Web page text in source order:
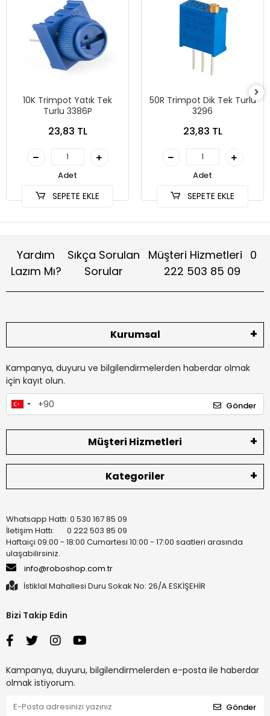
10K Trimpot Yatık Tek
Turlu 3386P
23,83 TL
Adet
SEPETE EKLE
50R Trimpot Dik Tek Turlu
3296
23,83 TL
Adet
SEPETE EKLE
Yardım
Lazım Mı?
Sıkça Sorulan
Sorular
Müşteri Hizmetleri 0
222 503 85 09
Kurumsal
Kampanya, duyuru ve bilgilendirmelerden haberdar olmak
için kayıt olun.
Gönder
Müşteri Hizmetleri
Kategoriler
Whatsapp Hattı: 0 530 167 85 09
İletişim Hattı: 0 222 503 85 09
Haftaiçi 09:00 - 18:00 Cumartesi 10:00 - 17:00 saatleri arasında
ulaşabilirsiniz.
info@roboshop.com.tr
İstiklal Mahallesi Duru Sokak No: 26/A ESKİŞEHİR
Bizi Takip Edin
Kampanya, duyuru, bilgilendirmelerden e-posta ile haberdar
olmak istiyorum.
Gönder